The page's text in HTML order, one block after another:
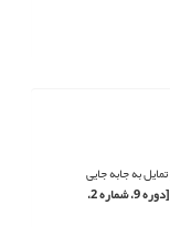
به جابه جایی
[دوره 9، شماره 2،